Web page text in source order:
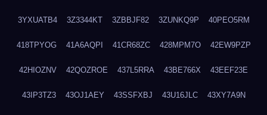
3YXUATB4 3Z3344KT 3ZBBJF82 3ZUNKQ9P 40PEO5RM
418TPYOG 41A6AQPI 41CR68ZC 428MPM7O 42EW9PZP
42HIOZNV 42QOZROE 437L5RRA 43BE766X 43EEF23E
43IP3TZ3 43OJ1AEY 43SSFXBJ 43U16JLC 43XY7A9N